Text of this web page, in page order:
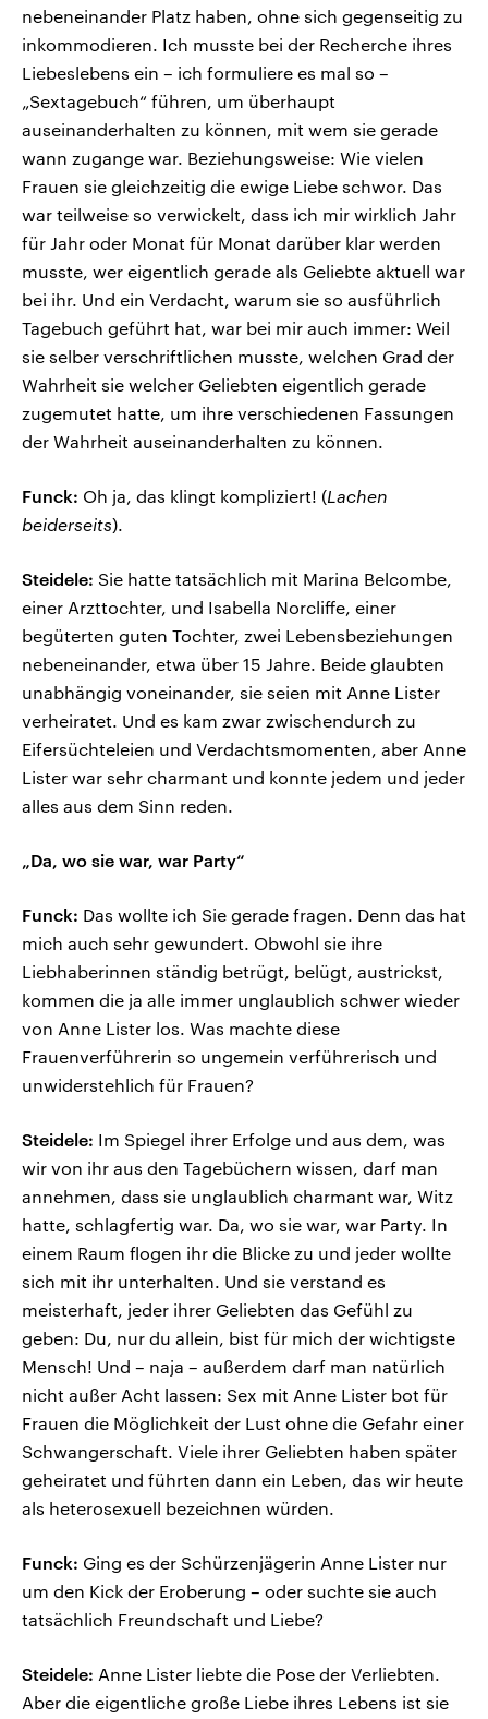
nebeneinander Platz haben, ohne sich gegenseitig zu
inkommodieren. Ich musste bei der Recherche ihres
Liebeslebens ein – ich formuliere es mal so –
„Sextagebuch“ führen, um überhaupt
auseinanderhalten zu können, mit wem sie gerade
wann zugange war. Beziehungsweise: Wie vielen
Frauen sie gleichzeitig die ewige Liebe schwor. Das
war teilweise so verwickelt, dass ich mir wirklich Jahr
für Jahr oder Monat für Monat darüber klar werden
musste, wer eigentlich gerade als Geliebte aktuell war
bei ihr. Und ein Verdacht, warum sie so ausführlich
Tagebuch geführt hat, war bei mir auch immer: Weil
sie selber verschriftlichen musste, welchen Grad der
Wahrheit sie welcher Geliebten eigentlich gerade
zugemutet hatte, um ihre verschiedenen Fassungen
der Wahrheit auseinanderhalten zu können.
Funck: Oh ja, das klingt kompliziert! (Lachen
beiderseits).
Steidele: Sie hatte tatsächlich mit Marina Belcombe,
einer Arzttochter, und Isabella Norcliffe, einer
begüterten guten Tochter, zwei Lebensbeziehungen
nebeneinander, etwa über 15 Jahre. Beide glaubten
unabhängig voneinander, sie seien mit Anne Lister
verheiratet. Und es kam zwar zwischendurch zu
Eifersüchteleien und Verdachtsmomenten, aber Anne
Lister war sehr charmant und konnte jedem und jeder
alles aus dem Sinn reden.
„Da, wo sie war, war Party“
Funck: Das wollte ich Sie gerade fragen. Denn das hat
mich auch sehr gewundert. Obwohl sie ihre
Liebhaberinnen ständig betrügt, belügt, austrickst,
kommen die ja alle immer unglaublich schwer wieder
von Anne Lister los. Was machte diese
Frauenverführerin so ungemein verführerisch und
unwiderstehlich für Frauen?
Steidele: Im Spiegel ihrer Erfolge und aus dem, was
wir von ihr aus den Tagebüchern wissen, darf man
annehmen, dass sie unglaublich charmant war, Witz
hatte, schlagfertig war. Da, wo sie war, war Party. In
einem Raum flogen ihr die Blicke zu und jeder wollte
sich mit ihr unterhalten. Und sie verstand es
meisterhaft, jeder ihrer Geliebten das Gefühl zu
geben: Du, nur du allein, bist für mich der wichtigste
Mensch! Und – naja – außerdem darf man natürlich
nicht außer Acht lassen: Sex mit Anne Lister bot für
Frauen die Möglichkeit der Lust ohne die Gefahr einer
Schwangerschaft. Viele ihrer Geliebten haben später
geheiratet und führten dann ein Leben, das wir heute
als heterosexuell bezeichnen würden.
Funck: Ging es der Schürzenjägerin Anne Lister nur
um den Kick der Eroberung – oder suchte sie auch
tatsächlich Freundschaft und Liebe?
Steidele: Anne Lister liebte die Pose der Verliebten.
Aber die eigentliche große Liebe ihres Lebens ist sie